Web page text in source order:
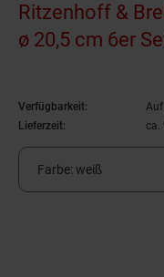
Ritzenhoff &
ø 20,5 cm 6er
Verfügbarkeit:
Lieferzeit:
ca.
Farbe: weiß